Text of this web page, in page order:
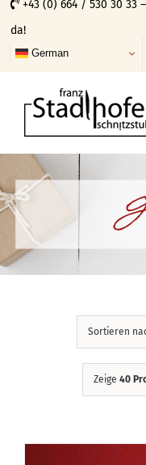
Skip
to
content
+43 (0) 664 / 530 30 33
da!
German
Sortieren
Zeige 40